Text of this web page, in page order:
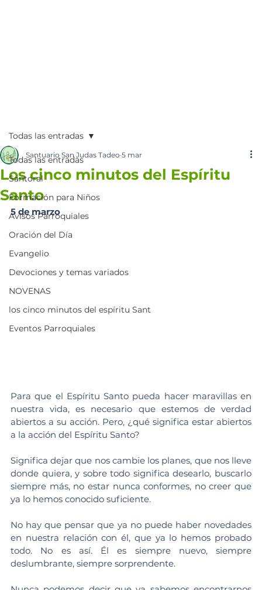
Todas las entradas
Santoral
Formación para Niños
Avisos Parroquiales
Oración del Día
Evangelio
Devociones y temas variados
NOVENAS
los cinco minutos del espíritu Sant
Eventos Parroquiales
Todas las entradas
Los cinco minutos del Espíritu
Santo
Santuario San Judas Tadeo 5 mar
5 de marzo
Para que el Espíritu Santo pueda hacer maravillas en
nuestra vida, es necesario que estemos de verdad
abiertos a su acción. Pero, ¿qué significa estar abiertos
a la acción del Espíritu Santo?
Significa dejar que nos cambie los planes, que nos lleve
donde quiera, y sobre todo significa desearlo, buscarlo
siempre más, no estar nunca conformes, no creer que
ya lo hemos conocido suficiente.
No hay que pensar que ya no puede haber novedades
en nuestra relación con él, que ya lo hemos probado
todo. No es así. Él es siempre nuevo, siempre
deslumbrante, siempre sorprendente.